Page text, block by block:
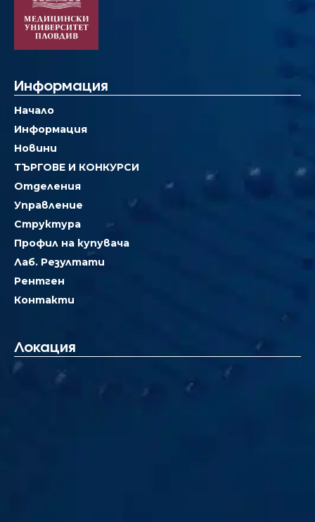
Информация
Начало
Информация
Новини
ТЪРГОВЕ И КОНКУРСИ
Отделения
Управление
Структура
Профил на купувача
Лаб. Резултати
Рентген
Контакти
Локация